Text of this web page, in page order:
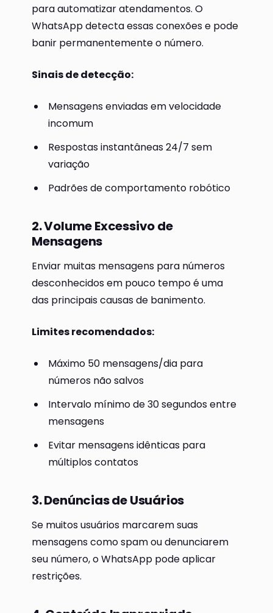
para automatizar atendamentos. O
WhatsApp detecta essas conexões e pode
banir permanentemente o número.
Sinais de detecção:
Mensagens enviadas em velocidade
incomum
Respostas instantâneas 24/7 sem
variação
Padrões de comportamento robótico
2. Volume Excessivo de
Mensagens
Enviar muitas mensagens para números
desconhecidos em pouco tempo é uma
das principais causas de banimento.
Limites recomendados:
Máximo 50 mensagens/dia para
números não salvos
Intervalo mínimo de 30 segundos entre
mensagens
Evitar mensagens idênticas para
múltiplos contatos
3. Denúncias de Usuários
Se muitos usuários marcarem suas
mensagens como spam ou denunciarem
seu número, o WhatsApp pode aplicar
restrições.